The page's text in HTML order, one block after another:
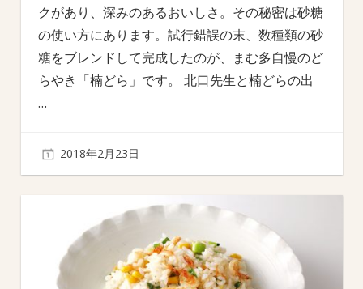
クがあり、深みのあるおいしさ。その秘密は砂糖
の使い方にあります。試行錯誤の末、数種類の砂
糖をブレンドして完成したのが、まむ多自慢のど
らやき「楠どら」です。 北口先生と楠どらの出
…
2018年2月23日